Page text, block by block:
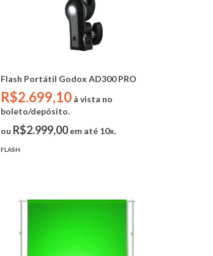
Flash Portátil Godox AD300 PRO
R$2.699,10 à vista no
boleto/depósito.
ou R$2.999,00em até 10x.
FLASH